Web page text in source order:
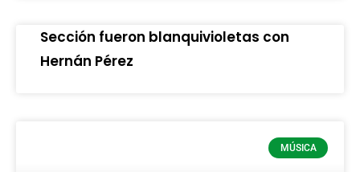
Sección fueron blanquivioletas con
Hernán Pérez
MÚSICA